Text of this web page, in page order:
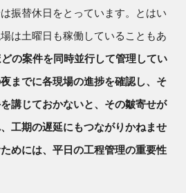
振替休日をとっています。とはい
は土曜日も稼働していることもあ
の案件を同時並行して管理してい
までに各現場の進捗を確認し、そ
講じておかないと、その皺寄せが
工期の遅延にもつながりかねませ
めには、平日の工程管理の重要性